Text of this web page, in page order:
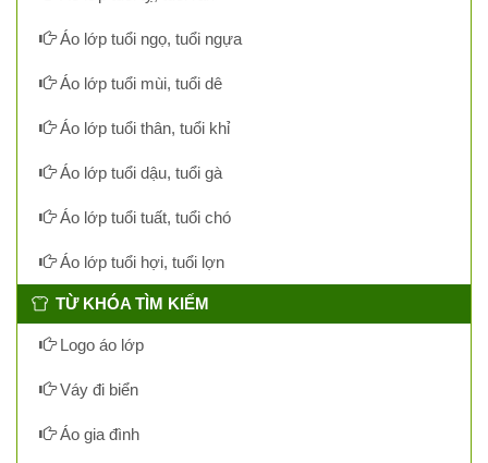
Áo lớp tuổi ngọ, tuổi ngựa
Áo lớp tuổi mùi, tuổi dê
Áo lớp tuổi thân, tuổi khỉ
Áo lớp tuổi dậu, tuổi gà
Áo lớp tuổi tuất, tuổi chó
Áo lớp tuổi hợi, tuổi lợn
TỪ KHÓA TÌM KIẾM
Logo áo lớp
Váy đi biển
Áo gia đình